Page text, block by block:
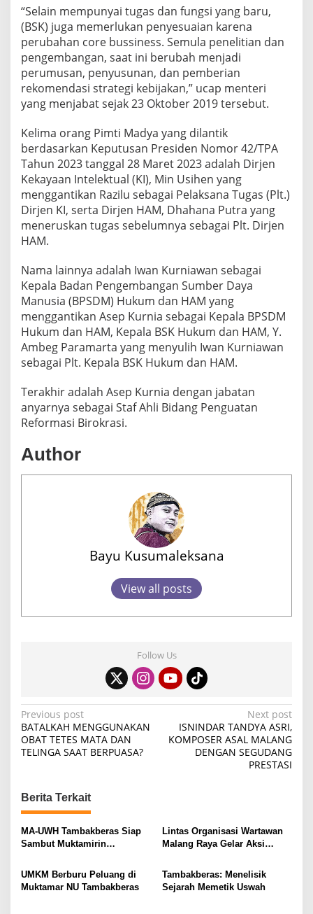
“Selain mempunyai tugas dan fungsi yang baru,
(BSK) juga memerlukan penyesuaian karena
perubahan core bussiness. Semula penelitian dan
pengembangan, saat ini berubah menjadi
perumusan, penyusunan, dan pemberian
rekomendasi strategi kebijakan,” ucap menteri
yang menjabat sejak 23 Oktober 2019 tersebut.
Kelima orang Pimti Madya yang dilantik
berdasarkan Keputusan Presiden Nomor 42/TPA
Tahun 2023 tanggal 28 Maret 2023 adalah Dirjen
Kekayaan Intelektual (KI), Min Usihen yang
menggantikan Razilu sebagai Pelaksana Tugas (Plt.)
Dirjen KI, serta Dirjen HAM, Dhahana Putra yang
meneruskan tugas sebelumnya sebagai Plt. Dirjen
HAM.
Nama lainnya adalah Iwan Kurniawan sebagai
Kepala Badan Pengembangan Sumber Daya
Manusia (BPSDM) Hukum dan HAM yang
menggantikan Asep Kurnia sebagai Kepala BPSDM
Hukum dan HAM, Kepala BSK Hukum dan HAM, Y.
Ambeg Paramarta yang menyulih Iwan Kurniawan
sebagai Plt. Kepala BSK Hukum dan HAM.
Terakhir adalah Asep Kurnia dengan jabatan
anyarnya sebagai Staf Ahli Bidang Penguatan
Reformasi Birokrasi.
Author
Bayu Kusumaleksana
View all posts
Follow Us
P
o
s
n
a
v
g
a
Previous post
BATALKAH MENGGUNAKAN
OBAT TETES MATA DAN
TELINGA SAAT BERPUASA?
Next post
ISNINDAR TANDYA ASRI,
KOMPOSER ASAL MALANG
DENGAN SEGUDANG
PRESTASI
Berita Terkait
MA-UWH Tambakberas Siap
Sambut Muktamirin
Lintas Organisasi Wartawan
Malang Raya Gelar Aksi
Ireng”
UMKM Berburu Peluang di
Muktamar NU Tambakberas
Tambakberas: Menelisik
Sejarah Memetik Uswah